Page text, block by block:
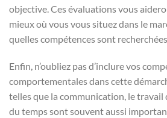
objective. Ces évaluations vous
mieux où vous vous situez dans le
quelles compétences sont
Enfin, n’oubliez pas d’inclure vos
comportementales dans cette
telles que la communication, le travail
du temps sont souvent aussi